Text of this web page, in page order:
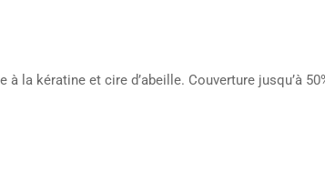
la kératine et cire d’abeille. Couverture jusqu’à